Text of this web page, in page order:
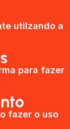
utilzando a
para fazer
fazer o uso